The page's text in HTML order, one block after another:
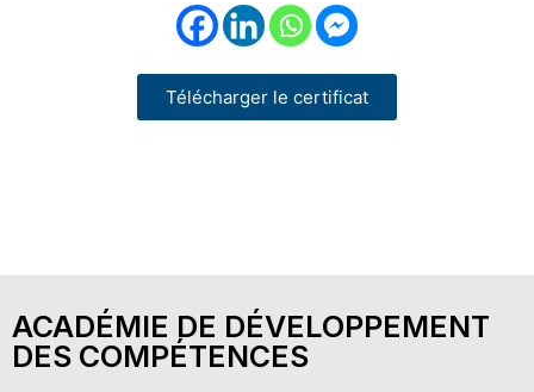
Télécharger le certificat
ACADÉMIE DE DÉVELOPPEMENT
DES COMPÉTENCES